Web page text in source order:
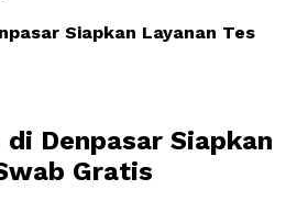
Siapkan Layanan Tes
di Denpasar Siapkan
Gratis